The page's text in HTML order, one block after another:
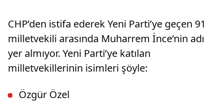
siyasi bir parti kurma süreci hakkındaki
araştırmaları artırdı.
CHP’den istifa ederek Yeni Parti’ye geçen 91
milletvekili arasında Muharrem İnce’nin adı
yer almıyor. Yeni Parti’ye katılan
milletvekillerinin isimleri şöyle:
Özgür Özel